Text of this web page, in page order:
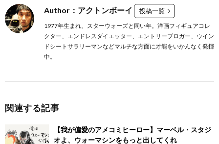
Author：アクトンボーイ 投稿一覧
1977年生まれ。スターウォーズと同い年。洋画フィギュアコレ
クター、エンドレスダイエッター、エントリーブロガー、ウイン
ドシートサラリーマンなどマルチな方面に才能をいかんなく発揮
中。
関連する記事
【我が偏愛のアメコミヒーロー】マーベル・スタジ
オよ、ウォーマシンをもっと出してくれ